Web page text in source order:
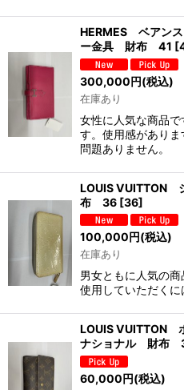
HERMES ベアンス
ー金具 財布 41 [
300,000円(税込)
在庫あり
女性に人気な商品
す。使用感があり
問題ありません。
LOUIS VUITTON
布 36 [36]
100,000円(税込)
在庫あり
男女ともに人気の商
使用していただくに
LOUIS VUITTON
ナショナル 財布
60,000円(税込)